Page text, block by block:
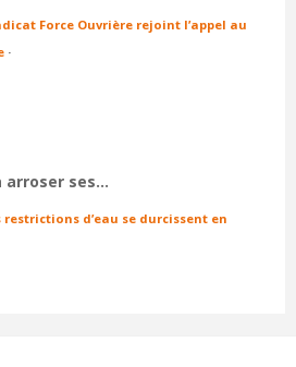
Force Ouvrière rejoint l’appel au
·
arroser ses…
restrictions d’eau se durcissent en